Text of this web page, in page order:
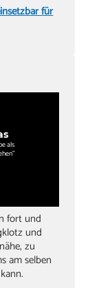
für
als
fort und
und
zu
am selben